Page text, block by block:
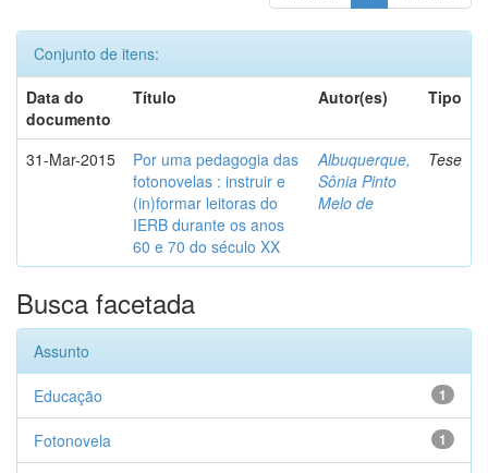
Conjunto de itens:
Data do
documento
Título Autor(es) Tipo
31-Mar-2015
Por uma pedagogia das
fotonovelas : instruir e
(in)formar leitoras do
IERB durante os anos
60 e 70 do século XX
Albuquerque,
Sônia Pinto
Melo de
Tese
Busca facetada
Assunto
1
Educação
1
Fotonovela